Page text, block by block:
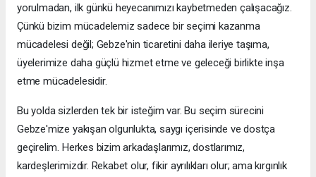
yorulmadan, ilk günkü heyecanımızı kaybetmeden çalışacağız.
Çünkü bizim mücadelemiz sadece bir seçimi kazanma
mücadelesi değil; Gebze'nin ticaretini daha ileriye taşıma,
üyelerimize daha güçlü hizmet etme ve geleceği birlikte inşa
etme mücadelesidir.
Bu yolda sizlerden tek bir isteğim var. Bu seçim sürecini
Gebze'mize yakışan olgunlukta, saygı içerisinde ve dostça
geçirelim. Herkes bizim arkadaşlarımız, dostlarımız,
kardeşlerimizdir. Rekabet olur, fikir ayrılıkları olur; ama kırgınlık